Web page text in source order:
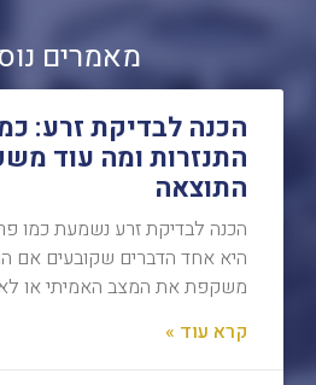
מאמרים
הכנה לבדיקת זרע:
התנזרות ומה עוד
התוצאה
הכנה לבדיקת זרע נשמעת כמו
היא אחד הדברים שקובעים אם
משקפת את המצב האמיתי או לא.
קרא עוד »